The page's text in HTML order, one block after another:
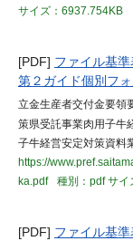
サイズ：6937.754KB
[PDF] ファイル基
第２ガイド個別フ
立金生産者交付金要領
策県受託事業肉用子牛
子牛経営安定対策資料
https://
ka.pdf
種別：pdfサイ
[PDF] ファイル基